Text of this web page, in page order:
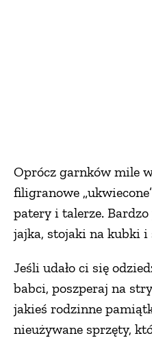
Oprócz garnków mile
filigranowe
patery i talerze.
jajka, stojaki na kubki i
Jeśli udało ci się
babci, poszperaj na
jakieś rodzinne
nieużywane sprzęty,